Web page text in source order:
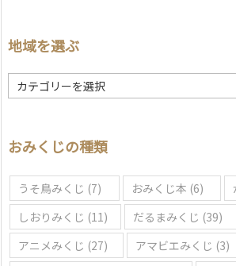
地域を選ぶ
地
域
ぶ
おみくじの種類
うそ鳥みくじ (7) おみくじ本 (6)
しおりみくじ (11) だるまみくじ (39)
アニメみくじ (27) アマビエみくじ (3)